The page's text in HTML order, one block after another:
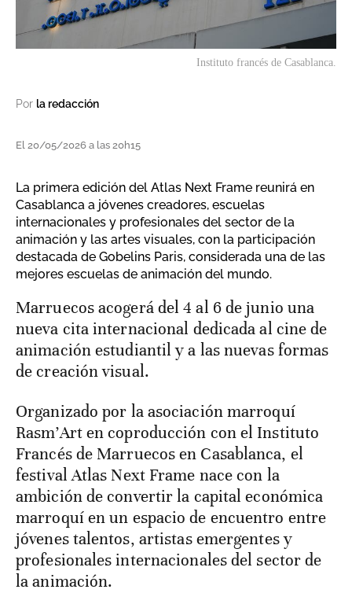
Instituto francés de Casablanca.
Por la redacción
El 20/05/2026 a las 20h15
La primera edición del Atlas Next Frame reunirá en
Casablanca a jóvenes creadores, escuelas
internacionales y profesionales del sector de la
animación y las artes visuales, con la participación
destacada de Gobelins Paris, considerada una de las
mejores escuelas de animación del mundo.
Marruecos acogerá del 4 al 6 de junio una
nueva cita internacional dedicada al cine de
animación estudiantil y a las nuevas formas
de creación visual.
Organizado por la asociación marroquí
Rasm’Art en coproducción con el Instituto
Francés de Marruecos en Casablanca, el
festival Atlas Next Frame nace con la
ambición de convertir la capital económica
marroquí en un espacio de encuentro entre
jóvenes talentos, artistas emergentes y
profesionales internacionales del sector de
la animación.